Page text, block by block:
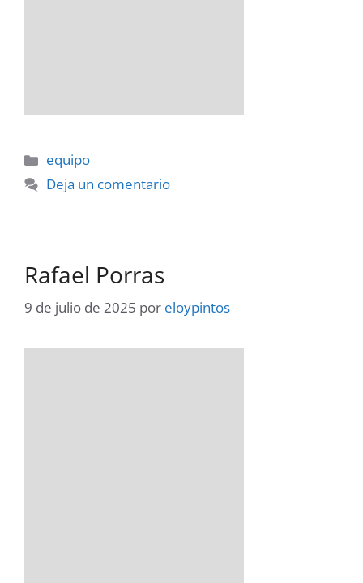
Categorías
equipo
Deja un comentario
Rafael Porras
9 de julio de 2025 por eloypintos